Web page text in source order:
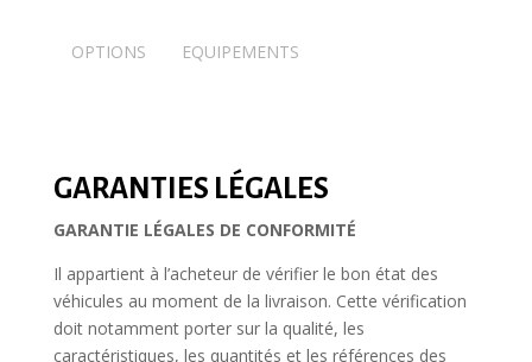
OPTIONS EQUIPEMENTS
GARANTIES LÉGALES
GARANTIE LÉGALES DE CONFORMITÉ
Il appartient à l’acheteur de vérifier le bon état des
véhicules au moment de la livraison. Cette vérification
doit notamment porter sur la qualité, les
caractéristiques, les quantités et les références des